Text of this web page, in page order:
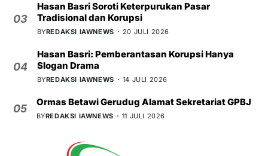
03
Hasan Basri Soroti Keterpurukan Pasar
Tradisional dan Korupsi
BYREDAKSI IAWNEWS 20 JULI 2026
04
Hasan Basri: Pemberantasan Korupsi Hanya
Slogan Drama
BYREDAKSI IAWNEWS 14 JULI 2026
05
Ormas Betawi Gerudug Alamat Sekretariat GPBJ
BYREDAKSI IAWNEWS 11 JULI 2026